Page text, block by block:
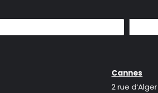
Cannes
2 rue d’Alger